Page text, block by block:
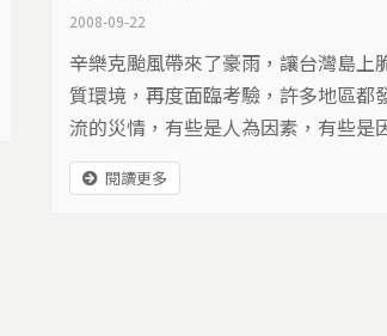
2008-09-22
辛樂克颱風帶來了豪雨，讓台灣島上
質環境，再度面臨考驗，許多地區都
流的災情，有些是人為因素，有些是
規畫不當，每次颱風過後，就會讓累
的老問題，一一的被顯現出來，這次
閱讀更多